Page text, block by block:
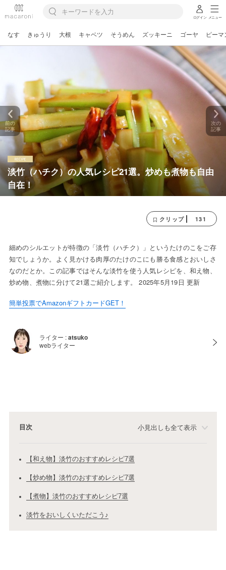
ログイン メニュー
なす きゅうり 大根 キャベツ そうめん ズッキーニ ゴーヤ ピーマ
淡竹（ハチク）の人気レシピ21選。炒めも煮物も自由
自在！
前の
記事
次の
記事
クリップ 131
細めのシルエットが特徴の「淡竹（ハチク）」というたけのこをご存
知でしょうか。よく見かける肉厚のたけのこにも勝る食感とおいしさ
なのだとか。この記事ではそんな淡竹を使う人気レシピを、和え物、
炒め物、煮物に分けて21選ご紹介します。 2025年5月19日 更新
簡単投票でAmazonギフトカードGET！
ライター :atsuko
webライター
目次 小見出しも全て表示
【和え物】淡竹のおすすめレシピ7選
【炒め物】淡竹のおすすめレシピ7選
【煮物】淡竹のおすすめレシピ7選
淡竹をおいしくいただこう♪